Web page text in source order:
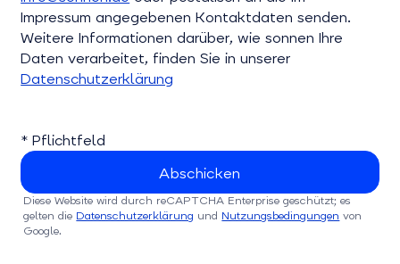
Impressum angegebenen Kontaktdaten senden.
Weitere Informationen darüber, wie sonnen Ihre
Daten verarbeitet, finden Sie in unserer
Datenschutzerklärung
* Pflichtfeld
Diese Website wird durch reCAPTCHA Enterprise geschützt; es
gelten die Datenschutzerklärung und Nutzungsbedingungen von
Google.